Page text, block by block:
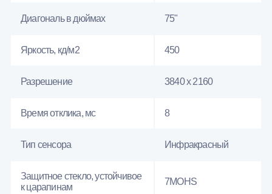
Диагональ в дюймах 75"
Яркость, кд/м2 450
Разрешение 3840 x 2160
Время отклика, мс 8
Тип сенсора Инфракрасный
Защитное стекло, устойчивое
к царапинам
7MOHS